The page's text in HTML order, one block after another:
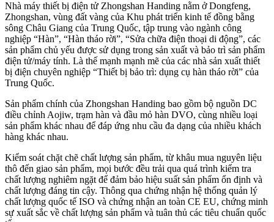
Nhà máy thiết bị điện tử Zhongshan Handing nằm ở Dongfeng,
Zhongshan, vùng đất vàng của Khu phát triển kinh tế đồng bằng
sông Châu Giang của Trung Quốc, tập trung vào ngành công
nghiệp “Hàn”, “Hàn tháo rời”, “Sửa chữa điện thoại di động”, các
sản phẩm chủ yếu được sử dụng trong sản xuất và bảo trì sản phẩm
điện tử/máy tính. Là thế mạnh mạnh mẽ của các nhà sản xuất thiết
bị điện chuyên nghiệp “Thiết bị bảo trì: dụng cụ hàn tháo rời” của
Trung Quốc.
Sản phẩm chính của Zhongshan Handing bao gồm bộ nguồn DC
điều chỉnh Aojiw, trạm hàn và đầu mỏ hàn DVO, cùng nhiều loại
sản phẩm khác nhau để đáp ứng nhu cầu đa dạng của nhiều khách
hàng khác nhau.
Kiểm soát chặt chẽ chất lượng sản phẩm, từ khâu mua nguyên liệu
thô đến giao sản phẩm, mọi bước đều trải qua quá trình kiểm tra
chất lượng nghiêm ngặt để đảm bảo hiệu suất sản phẩm ổn định và
chất lượng đáng tin cậy. Thông qua chứng nhận hệ thống quản lý
chất lượng quốc tế ISO và chứng nhận an toàn CE EU, chứng minh
sự xuất sắc về chất lượng sản phẩm và tuân thủ các tiêu chuẩn quốc